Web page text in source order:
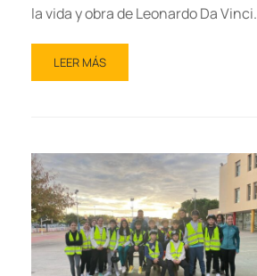
la vida y obra de Leonardo Da Vinci.
LEER MÁS